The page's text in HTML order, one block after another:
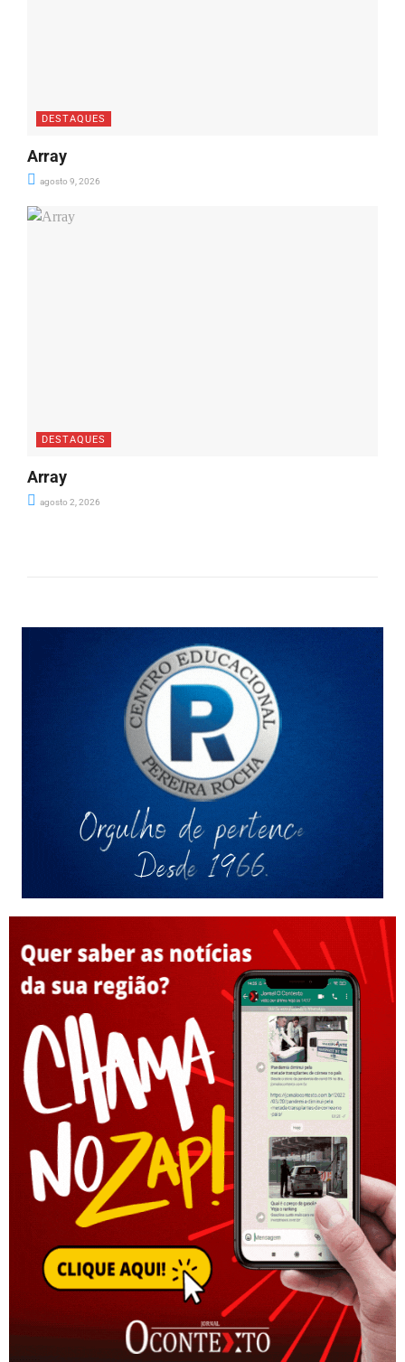
DESTAQUES
Array
agosto 9, 2026
DESTAQUES
Array
agosto 2, 2026